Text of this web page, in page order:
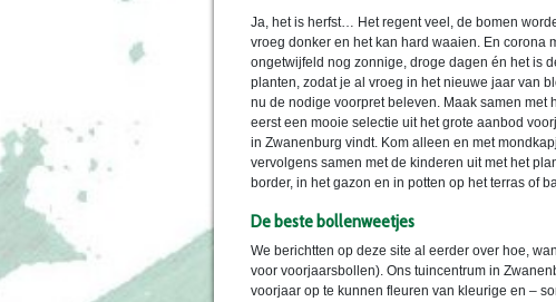
Ja, het is herfst… Het regent veel, de bomen
vroeg donker en het kan hard waaien. En corona
ongetwijfeld nog zonnige, droge dagen én het is
planten, zodat je al vroeg in het nieuwe jaar van
nu de nodige voorpret beleven. Maak samen met
eerst een mooie selectie uit het grote aanbod
in Zwanenburg vindt. Kom alleen en met
vervolgens samen met de kinderen uit met het
border, in het gazon en in potten op het terras of
De beste bollenweetjes
We berichtten op deze site al eerder over hoe,
voor voorjaarsbollen). Ons tuincentrum in
voorjaar op te kunnen fleuren van kleurige en –